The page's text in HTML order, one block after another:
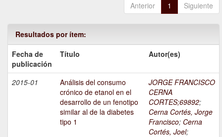
Anterior 1 Siguiente
Resultados por ítem:
Fecha de
publicación
Título Autor(es)
2015-01
Análisis del consumo
crónico de etanol en el
desarrollo de un fenotipo
similar al de la diabetes
tipo 1
JORGE FRANCISCO
CERNA
CORTES;69892;
Cerna Cortés, Jorge
Francisco; Cerna
Cortés, Joel;